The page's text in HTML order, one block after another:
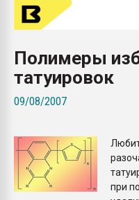
Полимеры
татуировок
09/08/2007
при